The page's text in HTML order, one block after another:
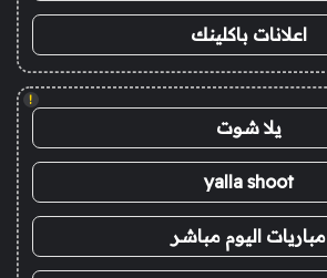
اعلانات باكلينك
!
يلا شوت
yalla shoot
مباريات اليوم مباشر